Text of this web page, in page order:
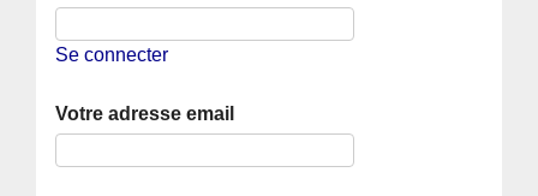
Se connecter
Votre adresse email